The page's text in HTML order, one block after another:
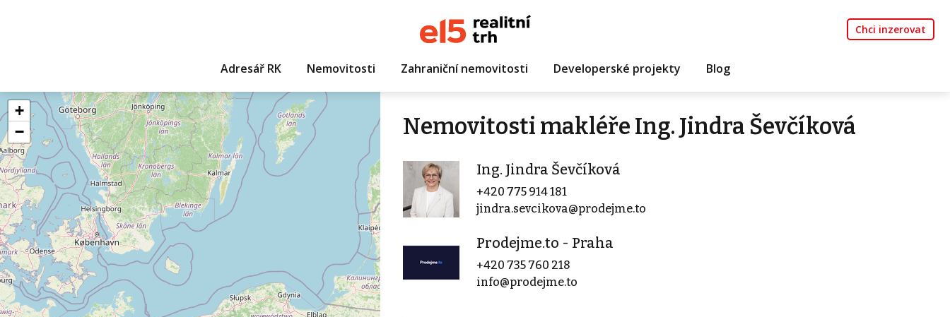
Chci inzerovat
Adresář RK Nemovitosti Zahraniční nemovitosti Developerské projekty Blog
+
−
Nemovitosti makléře Ing. Jindra Ševčíková
Ing. Jindra Ševčíková
+420 775 914 181
jindra.sevcikova@prodejme.to
Prodejme.to - Praha
+420 735 760 218
info@prodejme.to